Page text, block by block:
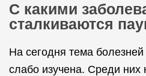
С какими
сталкиваются
На сегодня тема
слабо изучена. Среди них